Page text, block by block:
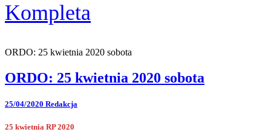
Kompleta
ORDO: 25 kwietnia 2020 sobota
ORDO: 25 kwietnia 2020 sobota
25/04/2020 Redakcja
25 kwietnia RP 2020